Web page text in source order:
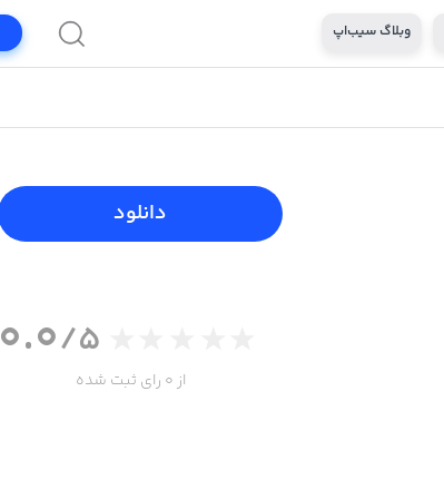
وبلاگ سیب‌اپ
دانلود
0.0/5
از 0 رای ثبت شده